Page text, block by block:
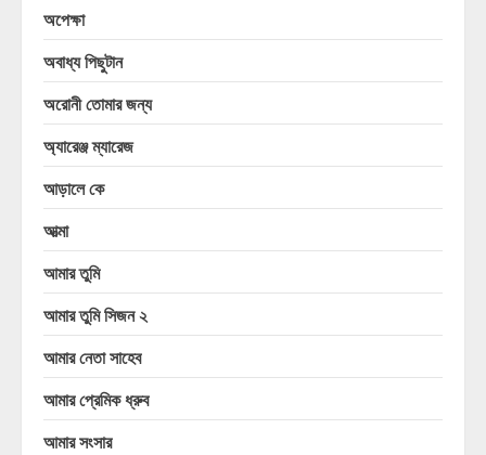
অপেক্ষা
অবাধ্য পিছুটান
অরোনী তোমার জন্য
অ্যারেঞ্জ ম্যারেজ
আড়ালে কে
আত্মা
আমার তুমি
আমার তুমি সিজন ২
আমার নেতা সাহেব
আমার প্রেমিক ধ্রুব
আমার সংসার